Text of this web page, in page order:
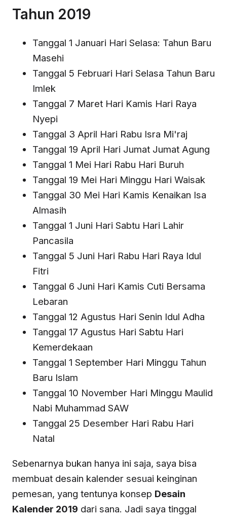
Tahun 2019
Tanggal 1 Januari Hari Selasa: Tahun Baru
Masehi
Tanggal 5 Februari Hari Selasa Tahun Baru
Imlek
Tanggal 7 Maret Hari Kamis Hari Raya
Nyepi
Tanggal 3 April Hari Rabu Isra Mi'raj
Tanggal 19 April Hari Jumat Jumat Agung
Tanggal 1 Mei Hari Rabu Hari Buruh
Tanggal 19 Mei Hari Minggu Hari Waisak
Tanggal 30 Mei Hari Kamis Kenaikan Isa
Almasih
Tanggal 1 Juni Hari Sabtu Hari Lahir
Pancasila
Tanggal 5 Juni Hari Rabu Hari Raya Idul
Fitri
Tanggal 6 Juni Hari Kamis Cuti Bersama
Lebaran
Tanggal 12 Agustus Hari Senin Idul Adha
Tanggal 17 Agustus Hari Sabtu Hari
Kemerdekaan
Tanggal 1 September Hari Minggu Tahun
Baru Islam
Tanggal 10 November Hari Minggu Maulid
Nabi Muhammad SAW
Tanggal 25 Desember Hari Rabu Hari
Natal
Sebenarnya bukan hanya ini saja, saya bisa
membuat desain kalender sesuai keinginan
pemesan, yang tentunya konsep Desain
Kalender 2019 dari sana. Jadi saya tinggal